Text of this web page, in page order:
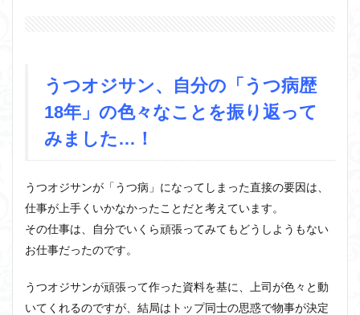
うつオジサン、自分の「うつ病歴
18年」の色々なことを振り返って
みました…！
うつオジサンが「うつ病」になってしまった直接の要因は、
仕事が上手くいかなかったことだと考えています。
その仕事は、自分でいくら頑張ってみてもどうしようもない
お仕事だったのです。
うつオジサンが頑張って作った資料を基に、上司が色々と動
いてくれるのですが、結局はトップ同士の思惑で物事が決定